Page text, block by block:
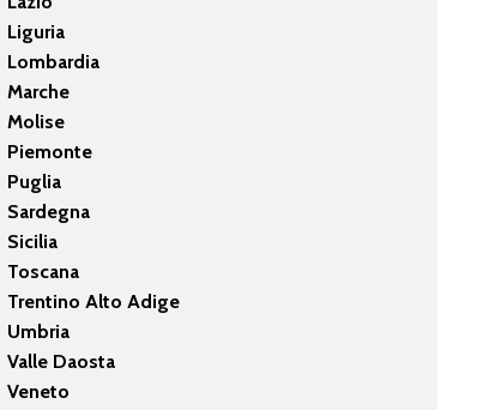
Liguria
Lombardia
Marche
Molise
Piemonte
Puglia
Sardegna
Sicilia
Toscana
Trentino Alto Adige
Umbria
Valle Daosta
Veneto